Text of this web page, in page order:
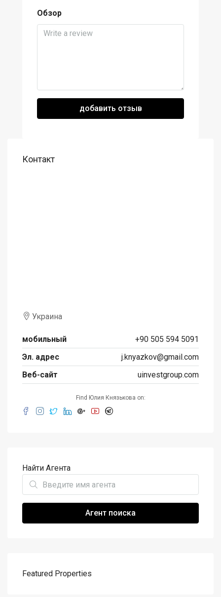
Обзор
добавить отзыв
Контакт
Украина
мобильный
+90 505 594 5091
Эл. адрес
j.knyazkov@gmail.com
Веб-сайт
uinvestgroup.com
Find Юлия Князькова on:
Найти Агента
Агент поиска
Featured Properties